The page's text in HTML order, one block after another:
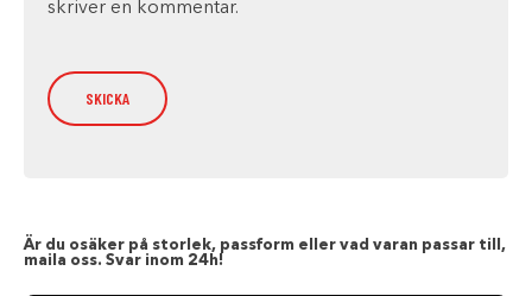
skriver en kommentar.
Är du osäker på storlek, passform eller vad varan passar till,
maila oss. Svar inom 24h!